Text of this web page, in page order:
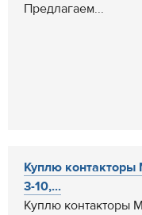
Предлагаем...
Куплю
3-10,...
Куплю контакторы